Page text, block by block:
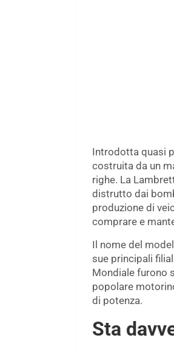
Introdotta quasi
costruita da un
righe. La
distrutto dai
produzione di
comprare e
Il nome del
sue principali
Mondiale furono
popolare
di potenza.
Sta